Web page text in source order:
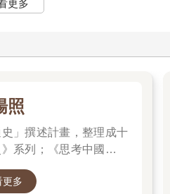
更多
照
」撰述計畫，整理成十
系列；《思考中國：不
握歷史的動態變化與因
更多